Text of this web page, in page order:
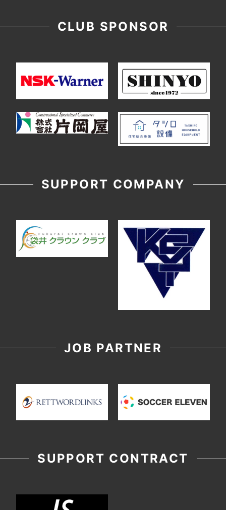
CLUB SPONSOR
SUPPORT COMPANY
JOB PARTNER
SUPPORT CONTRACT